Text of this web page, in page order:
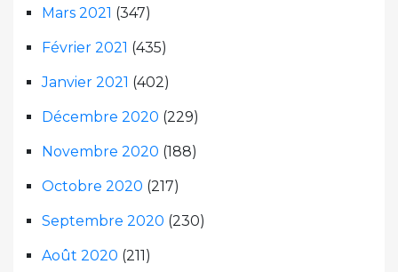
Mars 2021 (347)
Février 2021 (435)
Janvier 2021 (402)
Décembre 2020 (229)
Novembre 2020 (188)
Octobre 2020 (217)
Septembre 2020 (230)
Août 2020 (211)